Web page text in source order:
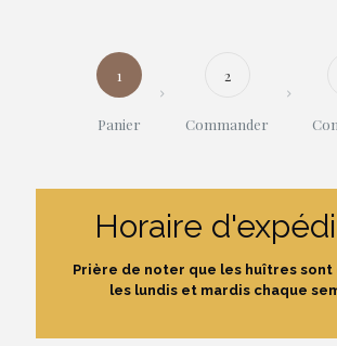
1
Panier
2
Commander
Horaire
Prière de noter que les huîtres
les lundis et mardis chaque